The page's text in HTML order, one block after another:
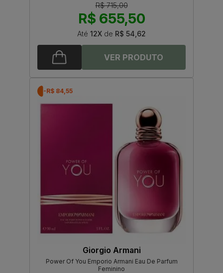
R$ 715,00
R$ 655,50
Até 12X de R$ 54,62
-R$ 84,55
Giorgio Armani
Power Of You Emporio Armani Eau De Parfum
Feminino